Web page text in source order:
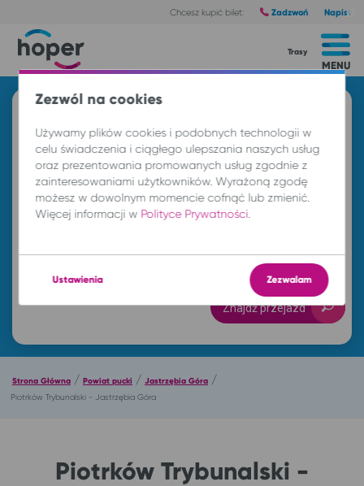
Chcesz kupić bilet: Zadzwoń Napisz
MENU
Trasy
DO
cz. 6 sie. -- : --
Znajdź przejazd
Strona Główna / Powiat pucki / Jastrzębia Góra /
Piotrków Trybunalski - Jastrzębia Góra
Piotrków Trybunalski -
Zezwól na cookies
Używamy plików cookies i podobnych technologii w
celu świadczenia i ciągłego ulepszania naszych usług
oraz prezentowania promowanych usług zgodnie z
zainteresowaniami użytkowników. Wyrażoną zgodę
możesz w dowolnym momencie cofnąć lub zmienić.
Więcej informacji w Polityce Prywatności.
Ustawienia Zezwalam